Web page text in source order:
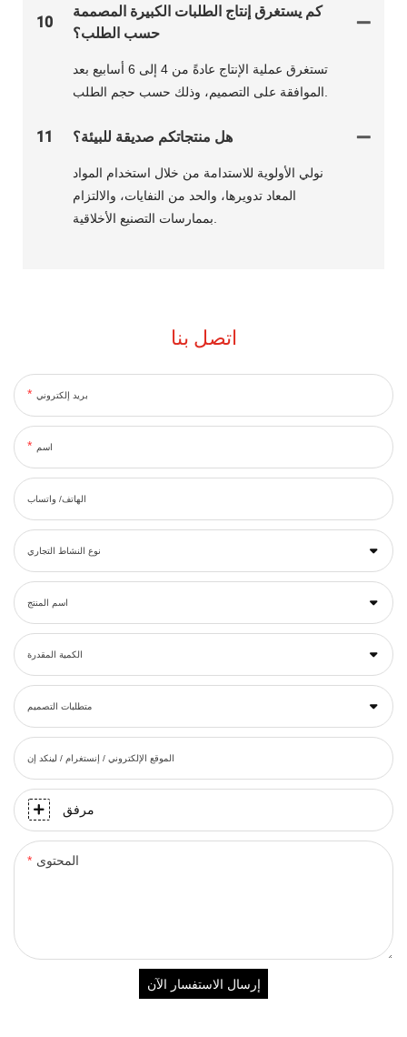
10
كم يستغرق إنتاج الطلبات الكبيرة المصممة
حسب الطلب؟
تستغرق عملية الإنتاج عادةً من 4 إلى 6 أسابيع بعد
11 هل منتجاتكم صديقة للبيئة؟
نولي الأولوية للاستدامة من خلال استخدام المواد
المعاد تدويرها، والحد من النفايات، والالتزام
اتصل بنا
بريد إلكتروني
اسم
الهاتف/ واتساب
نوع النشاط التجاري
اسم المنتج
الكمية المقدرة
متطلبات التصميم
الموقع الإلكتروني / إنستغرام / لينكد إن
مرفق
المحتوى
إرسال الاستفسار الآن